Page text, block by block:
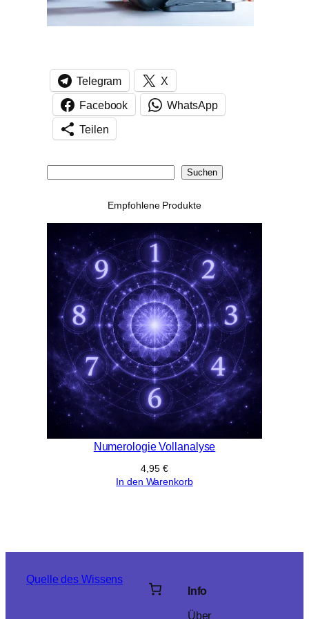
Telegram X
Facebook WhatsApp
Teilen
h
Suchen
Empfohlene Produkte
Numerologie Vollanalyse
4,95 €
In den Warenkorb
Quelle des Wissens
Info
Über